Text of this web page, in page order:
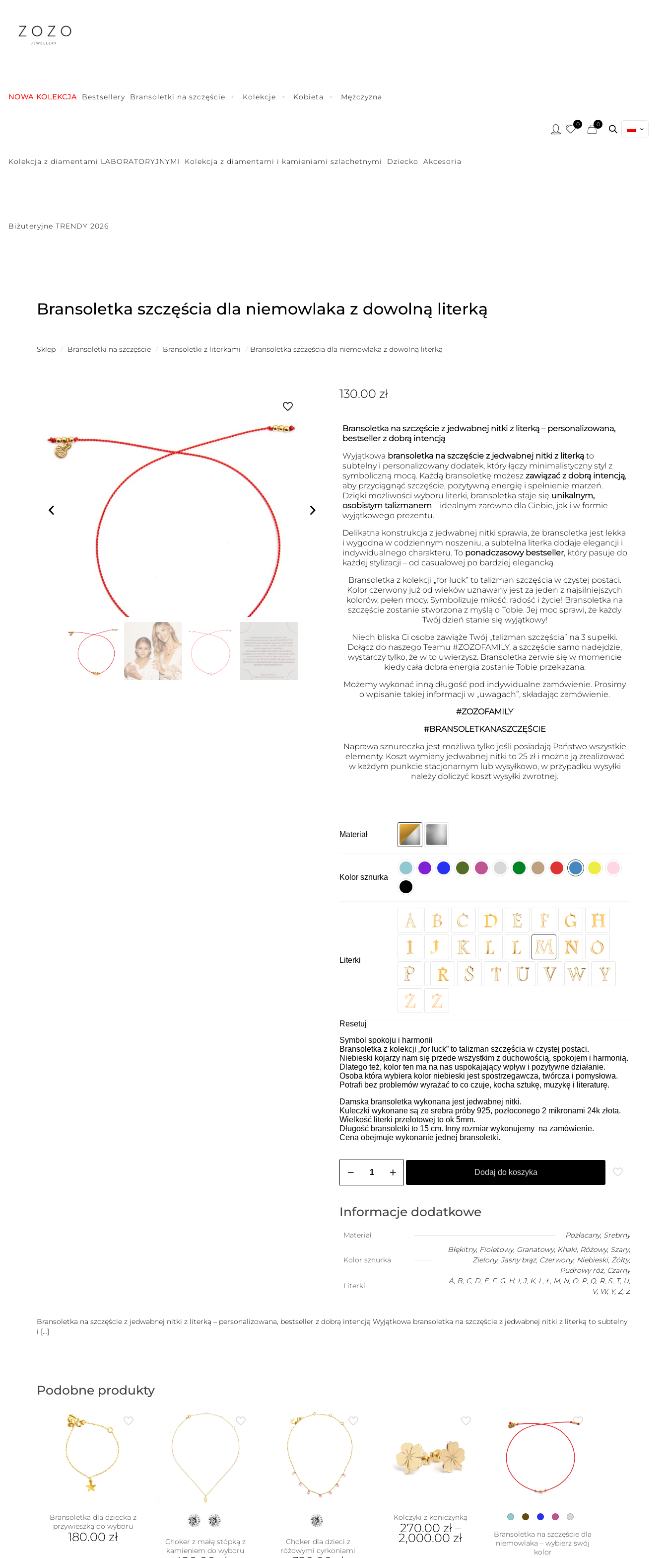
NOWA KOLEKCJA Bestsellery Bransoletki na szczęście Kolekcje Kobieta Mężczyzna
Kolekcja z diamentami LABORATORYJNYMI Kolekcja z diamentami i kamieniami szlachetnymi Dziecko Akcesoria
Biżuteryjne TRENDY 2026
0 0
Bransoletka szczęścia dla niemowlaka z dowolną literką
Sklep / Bransoletki na szczęście / Bransoletki z literkami / Bransoletka szczęścia dla niemowlaka z dowolną literką
130.00 zł
Bransoletka na szczęście z jedwabnej nitki z literką – personalizowana,
bestseller z dobrą intencją
Wyjątkowa bransoletka na szczęście z jedwabnej nitki z literkąto
subtelny i personalizowany dodatek, który łączy minimalistyczny styl z
symboliczną mocą. Każdą bransoletkę możesz zawiązać z dobrą intencją,
aby przyciągnąć szczęście, pozytywną energię i spełnienie marzeń.
Dzięki możliwości wyboru literki, bransoletka staje się unikalnym,
osobistym talizmanem – idealnym zarówno dla Ciebie, jak i w formie
wyjątkowego prezentu.
Delikatna konstrukcja z jedwabnej nitki sprawia, że bransoletka jest lekka
i wygodna w codziennym noszeniu, a subtelna literka dodaje elegancji i
indywidualnego charakteru. To ponadczasowy bestseller, który pasuje do
każdej stylizacji – od casualowej po bardziej elegancką.
Bransoletka z kolekcji „for luck” to talizman szczęścia w czystej postaci.
Kolor czerwony już od wieków uznawany jest za jeden z najsilniejszych
kolorów, pełen mocy. Symbolizuje miłość, radość i życie! Bransoletka na
szczęście zostanie stworzona z myślą o Tobie. Jej moc sprawi, że każdy
Twój dzień stanie się wyjątkowy!
Niech bliska Ci osoba zawiąże Twój „talizman szczęścia” na 3 supełki.
Dołącz do naszego Teamu #ZOZOFAMILY, a szczęście samo nadejdzie,
wystarczy tylko, że w to uwierzysz. Bransoletka zerwie się w momencie
kiedy cała dobra energia zostanie Tobie przekazana.
Możemy wykonać inną długość pod indywidualne zamówienie. Prosimy
o wpisanie takiej informacji w „uwagach”, składając zamówienie.
#ZOZOFAMILY
#BRANSOLETKANASZCZĘŚCIE
Naprawa sznureczka jest możliwa tylko jeśli posiadają Państwo wszystkie
elementy. Koszt wymiany jedwabnej nitki to 25 zł i można ją zrealizować
w każdym punkcie stacjonarnym lub wysyłkowo, w przypadku wysyłki
należy doliczyć koszt wysyłki zwrotnej.
Materiał
Kolor sznurka
Literki
Resetuj
Symbol spokoju i harmonii
Bransoletka z kolekcji „for luck” to talizman szczęścia w czystej postaci.
Niebieski kojarzy nam się przede wszystkim z duchowością, spokojem i harmonią.
Dlatego też, kolor ten ma na nas uspokajający wpływ i pozytywne działanie.
Osoba która wybiera kolor niebieski jest spostrzegawcza, twórcza i pomysłowa.
Potrafi bez problemów wyrażać to co czuje, kocha sztukę, muzykę i literaturę.
Damska bransoletka wykonana jest jedwabnej nitki.
Kuleczki wykonane są ze srebra próby 925, pozłoconego 2 mikronami 24k złota.
Wielkość literki przelotowej to ok 5mm.
Długość bransoletki to 15 cm. Inny rozmiar wykonujemy na zamówienie.
Cena obejmuje wykonanie jednej bransoletki.
Bransoletka
z
dowolną
Dodaj do koszyka
Informacje dodatkowe
Materiał Pozłacany, Srebrny
Kolor sznurka
Błękitny, Fioletowy, Granatowy, Khaki, Różowy, Szary,
Zielony, Jasny brąz, Czerwony, Niebieski, Żółty,
Pudrowy róż, Czarny
Literki
A, B, C, D, E, F, G, H, I, J, K, L, Ł, M, N, O, P, Q, R, S, T, U,
V, W, Y, Z, Ż
Bransoletka na szczęście z jedwabnej nitki z literką – personalizowana, bestseller z dobrą intencją Wyjątkowa bransoletka na szczęście z jedwabnej nitki z literką to subtelny
i […]
Podobne produkty
Bransoletka dla dziecka z
przywieszką do wyboru
180.00 zł
Choker z małą stópką z
kamieniem do wyboru
Choker dla dzieci z
różowymi cyrkoniami
Kolczyki z koniczynką
270.00 zł–
2,000.00 zł
Bransoletka na szczęście dla
niemowlaka – wybierz swój
kolor